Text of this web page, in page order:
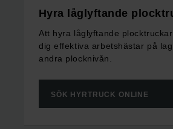
Hyra låglyftande
Att hyra låglyftande
dig effektiva arbetshästar på
andra plocknivån.
SÖK HYRTRUCK ONLINE